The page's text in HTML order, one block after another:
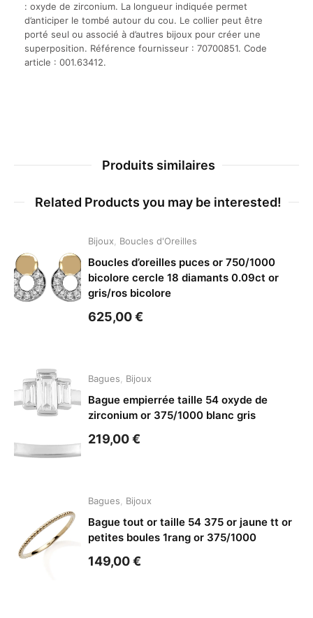
: oxyde de zirconium. La longueur indiquée permet
d’anticiper le tombé autour du cou. Le collier peut être
porté seul ou associé à d’autres bijoux pour créer une
superposition. Référence fournisseur : 70700851. Code
article : 001.63412.
Produits similaires
Related Products you may be interested!
Bijoux Boucles d'Oreilles
Boucles d’oreilles puces or 750/1000
bicolore cercle 18 diamants 0.09ct or
gris/ros bicolore
625,00€
Bagues Bijoux
Bague empierrée taille 54 oxyde de
zirconium or 375/1000 blanc gris
219,00€
Bagues Bijoux
Bague tout or taille 54 375 or jaune tt or
petites boules 1rang or 375/1000
149,00€